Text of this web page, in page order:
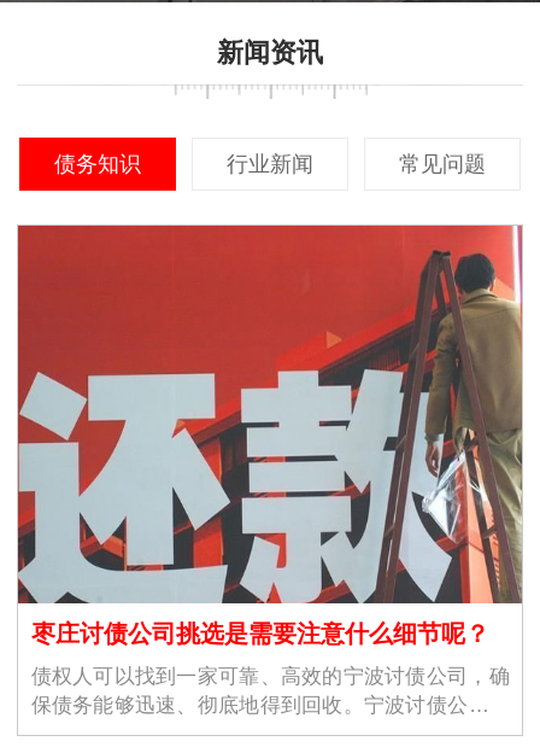
新闻资讯
债务知识 行业新闻 常见问题
枣庄讨债公司挑选是需要注意什么细节呢？
债权人可以找到一家可靠、高效的宁波讨债公司，确
保债务能够迅速、彻底地得到回收。宁波讨债公司的
选择不仅仅是为了解决眼前的经济问题，更是为了维